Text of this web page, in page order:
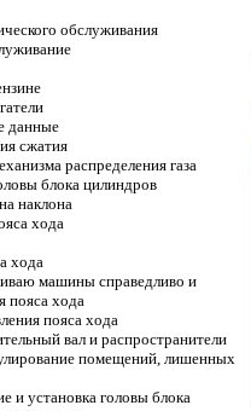
обслуживания
данные
сжатия
распределения газа
блока цилиндров
наклона
хода
хода
машины справедливо и
пояса хода
пояса хода
вал и распространители
помещений, лишенных
и установка головы блока